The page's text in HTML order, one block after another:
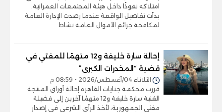
امتلاكه نفوذًا داخل هيئة المجتمعات العمرانية.
بدأت تفاصيل الواقعة عندما رصدت الإدارة العامة
لمكافحة جرائم الأموال العامة نشاط
إحالة سارة خليفة و12 متهمًا للمفتي في
قضية “المخدرات الكبرى”
الثلاثاء 04/أغسطس/2026 - 08:59 م
قررت محكمة جنايات القاهرة إحالة أوراق المنتجة
الفنية سارة خليفة و12 متهمًا آخرين إلى فضيلة
مفتي الجمهورية، لأخذ الرأي الشرعي في إصدار